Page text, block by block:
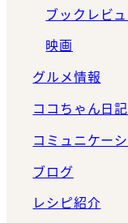
ブックレビ
映画
グルメ情報
ココちゃん日記
コミュニケー
ブログ
レシピ紹介